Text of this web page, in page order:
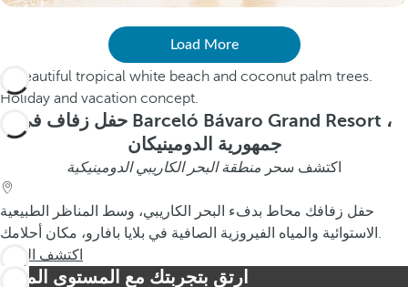
Load More
حفل زفاف في Barceló Bávaro Grand Resort ،
جمهورية الدومينيكان
اكتشف سحر منطقة البحر الكاريبي الدومينيكية
حفل زفافك محاط بدفء البحر الكاريبي، وسط المناظر الطبيعية
الاستوائية والمياه الفيروزية الصافية في بلايا بافارو، مكان أحلامك.
اكتشف المزيد
ارتقِ بتجربتك مع المستوى المميز